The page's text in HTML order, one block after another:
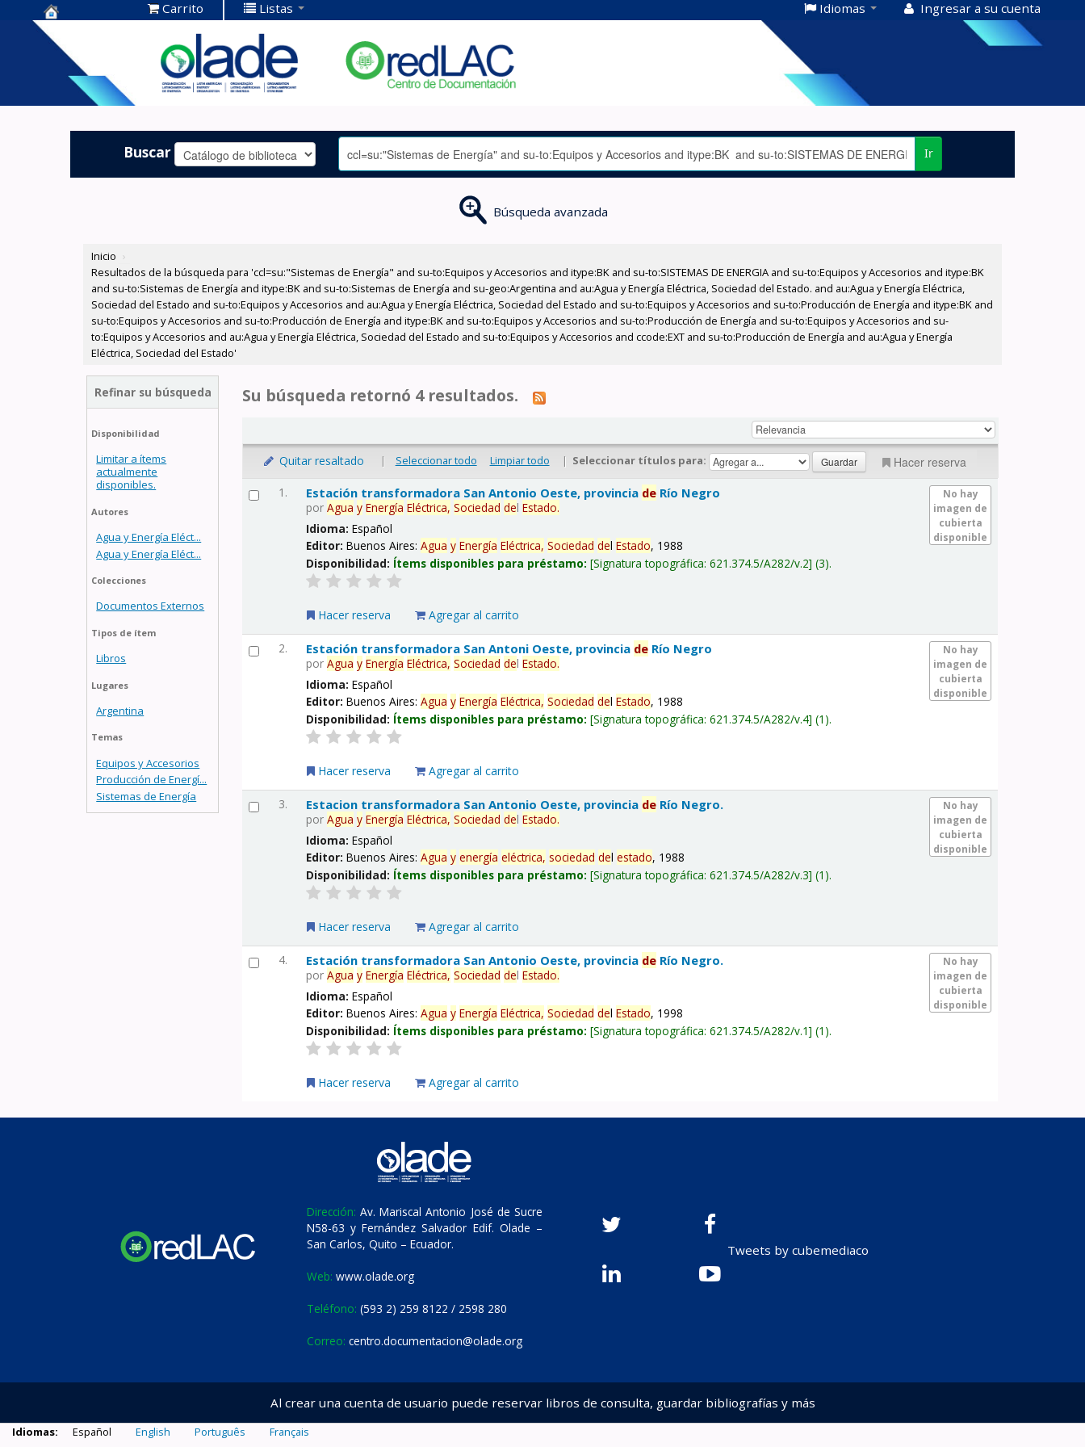
Centro de
Documentación
OLADE -
Carrito Listas Idiomas Ingresar a su cuenta
Buscar Ir
Búsqueda avanzada
Inicio ›
Resultados de la búsqueda para 'ccl=su:"Sistemas de Energía" and su-to:Equipos y Accesorios and itype:BK and su-to:SISTEMAS DE ENERGIA and su-to:Equipos y Accesorios and itype:BK
and su-to:Sistemas de Energía and itype:BK and su-to:Sistemas de Energía and su-geo:Argentina and au:Agua y Energía Eléctrica, Sociedad del Estado. and au:Agua y Energía Eléctrica,
Sociedad del Estado and su-to:Equipos y Accesorios and au:Agua y Energía Eléctrica, Sociedad del Estado and su-to:Equipos y Accesorios and su-to:Producción de Energía and itype:BK and
su-to:Equipos y Accesorios and su-to:Producción de Energía and itype:BK and su-to:Equipos y Accesorios and su-to:Producción de Energía and su-to:Equipos y Accesorios and su-
to:Equipos y Accesorios and au:Agua y Energía Eléctrica, Sociedad del Estado and su-to:Equipos y Accesorios and ccode:EXT and su-to:Producción de Energía and au:Agua y Energía
Eléctrica, Sociedad del Estado'
Refinar su búsqueda
Disponibilidad
Limitar a ítems
actualmente
disponibles.
Autores
Agua y Energía Eléct...
Agua y Energía Eléct...
Colecciones
Documentos Externos
Tipos de ítem
Libros
Lugares
Argentina
Temas
Equipos y Accesorios
Producción de Energí...
Sistemas de Energía
Su búsqueda retornó 4 resultados.
Quitar resaltado | Seleccionar todo Limpiar todo | Seleccionar títulos para: Hacer reserva
1.
No hay
imagen de
cubierta
disponible
Estación transformadora San Antonio Oeste, provincia de Río Negro
porAgua y Energía Eléctrica, Sociedad delEstado.
Idioma:Español
Editor:Buenos Aires:Agua y Energía Eléctrica, Sociedad delEstado, 1988
Disponibilidad: Ítems disponibles para préstamo: Signatura topográfica:621.374.5/A282/v.2 (3).
Hacer reserva Agregar al carrito
2.
No hay
imagen de
cubierta
disponible
Estación transformadora San Antoni Oeste, provincia de Río Negro
porAgua y Energía Eléctrica, Sociedad delEstado.
Idioma:Español
Editor:Buenos Aires:Agua y Energía Eléctrica, Sociedad delEstado, 1988
Disponibilidad: Ítems disponibles para préstamo: Signatura topográfica:621.374.5/A282/v.4 (1).
Hacer reserva Agregar al carrito
3.
No hay
imagen de
cubierta
disponible
Estacion transformadora San Antonio Oeste, provincia de Río Negro.
porAgua y Energía Eléctrica, Sociedad delEstado.
Idioma:Español
Editor:Buenos Aires:Agua y energía eléctrica, sociedad delestado, 1988
Disponibilidad: Ítems disponibles para préstamo: Signatura topográfica:621.374.5/A282/v.3 (1).
Hacer reserva Agregar al carrito
4.
No hay
imagen de
cubierta
disponible
Estación transformadora San Antonio Oeste, provincia de Río Negro.
porAgua y Energía Eléctrica, Sociedad delEstado.
Idioma:Español
Editor:Buenos Aires:Agua y Energía Eléctrica, Sociedad delEstado, 1998
Disponibilidad: Ítems disponibles para préstamo: Signatura topográfica:621.374.5/A282/v.1 (1).
Hacer reserva Agregar al carrito
Dirección: Av. Mariscal Antonio José de Sucre
N58-63 y Fernández Salvador Edif. Olade –
San Carlos, Quito – Ecuador.
Web: www.olade.org
Teléfono: (593 2) 259 8122 / 2598 280
Correo: centro.documentacion@olade.org
Tweets by cubemediaco
Al crear una cuenta de usuario puede reservar libros de consulta, guardar bibliografías y más
Idiomas: Español English Português Français